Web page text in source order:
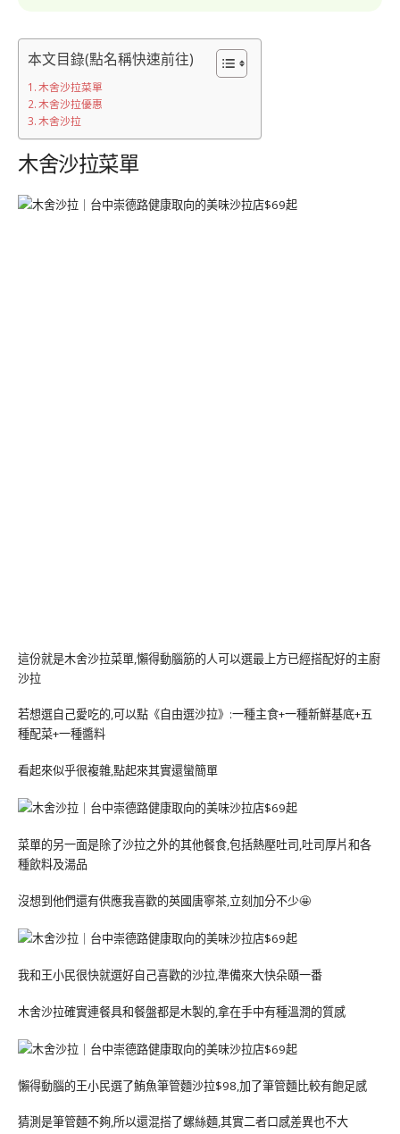
本文目錄(點名稱快速前往)
木舍沙拉菜單
木舍沙拉優惠
木舍沙拉
木舍沙拉菜單
這份就是木舍沙拉菜單,懶得動腦筋的人可以選最上方已經搭配好的主廚
沙拉
若想選自己愛吃的,可以點《自由選沙拉》:一種主食+一種新鮮基底+五
種配菜+一種醬料
看起來似乎很複雜,點起來其實還蠻簡單
菜單的另一面是除了沙拉之外的其他餐食,包括熱壓吐司,吐司厚片和各
種飲料及湯品
沒想到他們還有供應我喜歡的英國唐寧茶,立刻加分不少🤩
我和王小民很快就選好自己喜歡的沙拉,準備來大快朵頤一番
木舍沙拉確實連餐具和餐盤都是木製的,拿在手中有種溫潤的質感
懶得動腦的王小民選了鮪魚筆管麵沙拉$98,加了筆管麵比較有飽足感
猜測是筆管麵不夠,所以還混搭了螺絲麵,其實二者口感差異也不大